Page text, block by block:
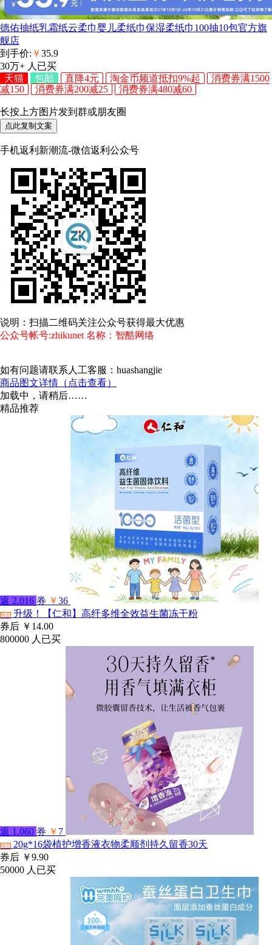
德佑抽纸乳霜纸云柔巾婴儿柔纸巾保湿柔纸巾100抽10包官方旗
舰店
到手价: ￥35.9
30万+ 人已买
天猫
包邮 直降4元 淘金币频道抵扣9%起
消费券满1500
减150
消费券满200减25 消费券满480减60
长按上方图片发到群或朋友圈
点此复制文案
手机返利新潮流-微信返利公众号
说明：扫描二维码关注公众号获得最大优惠
公众号帐号:zhikunet 名称：智酷网络
如有问题请联系人工客服：huashangjie
商品图文详情（点击查看）
加载中，请稍后……
精品推荐
返 2.016 券 ￥36
淘宝
升级！【仁和】高纤多维全效益生菌冻干粉
券后 ￥14.00
800000 人已买
返 1.060 券 ￥ 7
淘宝
20g*16袋植护增香液衣物柔顺剂持久留香30天
券后 ￥9.90
50000 人已买